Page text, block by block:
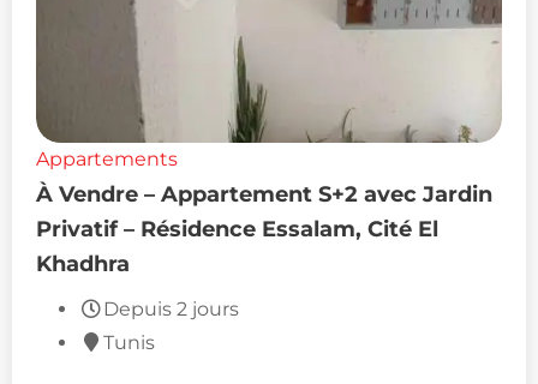
Appartements
À Vendre – Appartement S+2 avec Jardin
Privatif – Résidence Essalam, Cité El
Khadhra
Depuis 2 jours
Tunis